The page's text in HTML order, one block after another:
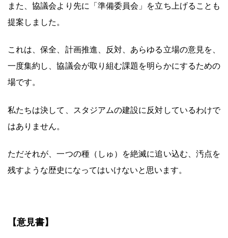
また、協議会より先に「準備委員会」を立ち上げることも
提案しました。
これは、保全、計画推進、反対、あらゆる立場の意見を、
一度集約し、協議会が取り組む課題を明らかにするための
場です。
私たちは決して、スタジアムの建設に反対しているわけで
はありません。
ただそれが、一つの種（しゅ）を絶滅に追い込む、汚点を
残すような歴史になってはいけないと思います。
【意見書】